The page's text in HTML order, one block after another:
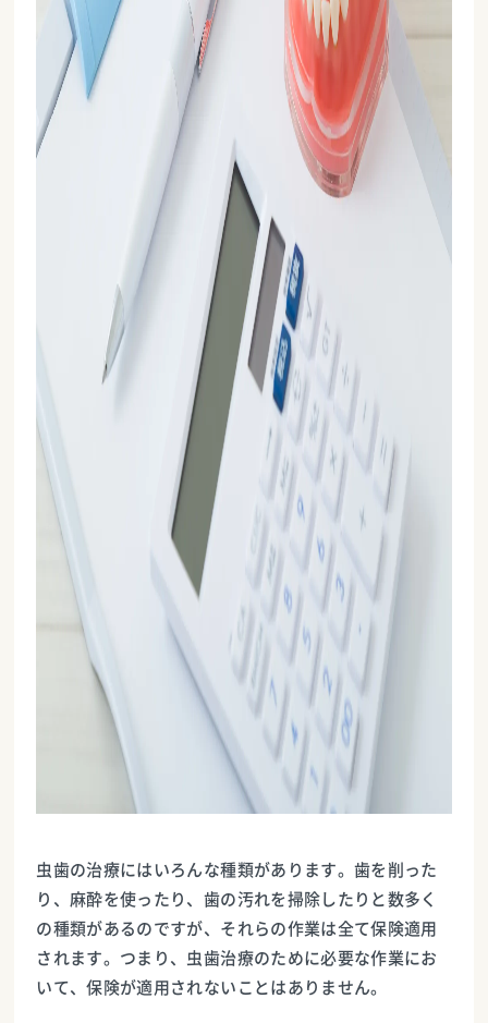
虫歯の治療にはいろんな種類があります。歯を削った
り、麻酔を使ったり、歯の汚れを掃除したりと数多く
の種類があるのですが、それらの作業は全て保険適用
されます。つまり、虫歯治療のために必要な作業にお
いて、保険が適用されないことはありません。